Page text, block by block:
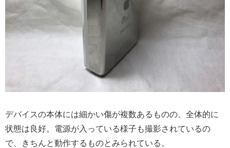
デバイスの本体には細かい傷が複数あるものの、全体的に
状態は良好。電源が入っている様子も撮影されているの
で、きちんと動作するものとみられている。